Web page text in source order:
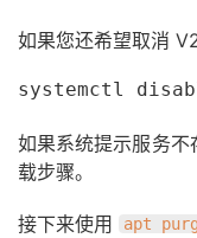
如果您还希望取消
systemctl
如果系统提示服务不
载步骤。
接下来使用 apt